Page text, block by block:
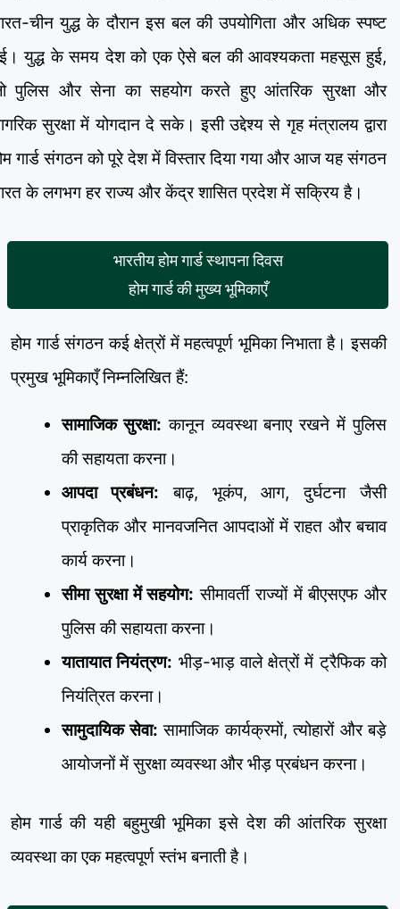
चीन युद्ध के दौरान इस बल की उपयोगिता और अधिक स्पष्ट
युद्ध के समय देश को एक ऐसे बल की आवश्यकता महसूस हुई,
पुलिस और सेना का सहयोग करते हुए आंतरिक सुरक्षा और
सुरक्षा में योगदान दे सके। इसी उद्देश्य से गृह मंत्रालय द्वारा
गार्ड संगठन को पूरे देश में विस्तार दिया गया और आज यह संगठन
के लगभग हर राज्य और केंद्र शासित प्रदेश में सक्रिय है।
भारतीय होम गार्ड स्थापना दिवस
होम गार्ड की मुख्य भूमिकाएँ
होम गार्ड संगठन कई क्षेत्रों में महत्वपूर्ण भूमिका निभाता है। इसकी
प्रमुख भूमिकाएँ निम्नलिखित हैं:
सामाजिक सुरक्षा: कानून व्यवस्था बनाए रखने में पुलिस
की सहायता करना।
आपदा प्रबंधन: बाढ़, भूकंप, आग, दुर्घटना जैसी
प्राकृतिक और मानवजनित आपदाओं में राहत और बचाव
कार्य करना।
सीमा सुरक्षा में सहयोग: सीमावर्ती राज्यों में बीएसएफ और
पुलिस की सहायता करना।
यातायात नियंत्रण: भीड़-भाड़ वाले क्षेत्रों में ट्रैफिक को
नियंत्रित करना।
सामुदायिक सेवा: सामाजिक कार्यक्रमों, त्योहारों और बड़े
आयोजनों में सुरक्षा व्यवस्था और भीड़ प्रबंधन करना।
होम गार्ड की यही बहुमुखी भूमिका इसे देश की आंतरिक सुरक्षा
व्यवस्था का एक महत्वपूर्ण स्तंभ बनाती है।